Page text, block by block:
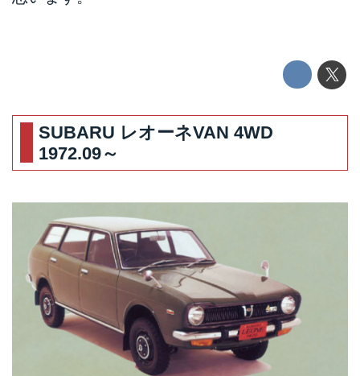
SUBARU レオーネVAN 4WD
1972.09～